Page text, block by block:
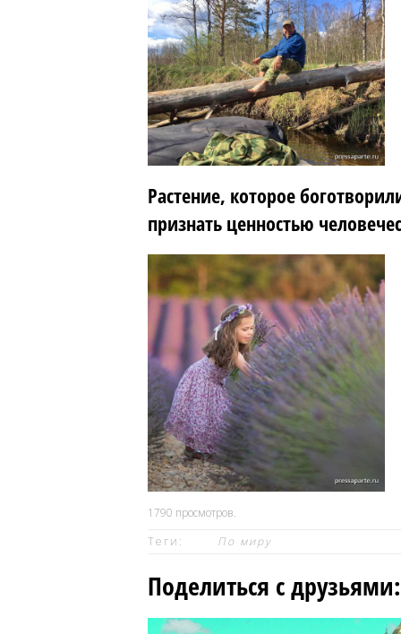
Растение, которое
признать ценностью
1790 просмотров.
Теги:
По миру
Поделиться с друзьями: